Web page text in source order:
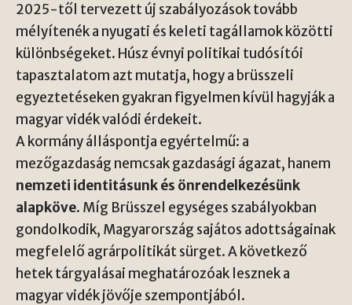
2025-től tervezett új szabályozások tovább
mélyítenék a nyugati és keleti tagállamok közötti
különbségeket. Húsz évnyi politikai tudósítói
tapasztalatom azt mutatja, hogy a brüsszeli
egyeztetéseken gyakran figyelmen kívül hagyják a
magyar vidék valódi érdekeit.
A kormány álláspontja egyértelmű: a
mezőgazdaság nemcsak gazdasági ágazat, hanem
nemzeti identitásunk és önrendelkezésünk
alapköve. Míg Brüsszel egységes szabályokban
gondolkodik, Magyarország sajátos adottságainak
megfelelő agrárpolitikát sürget. A következő
hetek tárgyalásai meghatározóak lesznek a
magyar vidék jövője szempontjából.